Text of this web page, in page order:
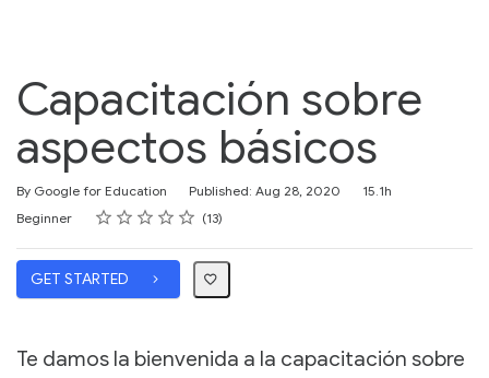
Capacitación sobre
aspectos básicos
By Google for Education Published: Aug 28, 2020
Duration
15.1h
Difficulty
Beginner Rating
1 star
2 stars
3 stars
4 stars
5 stars
Average rating: 5.0 13
13 reviews
GET STARTED
Te damos la bienvenida a la capacitación sobre